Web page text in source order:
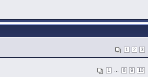
1 2 3
1 8 9 10